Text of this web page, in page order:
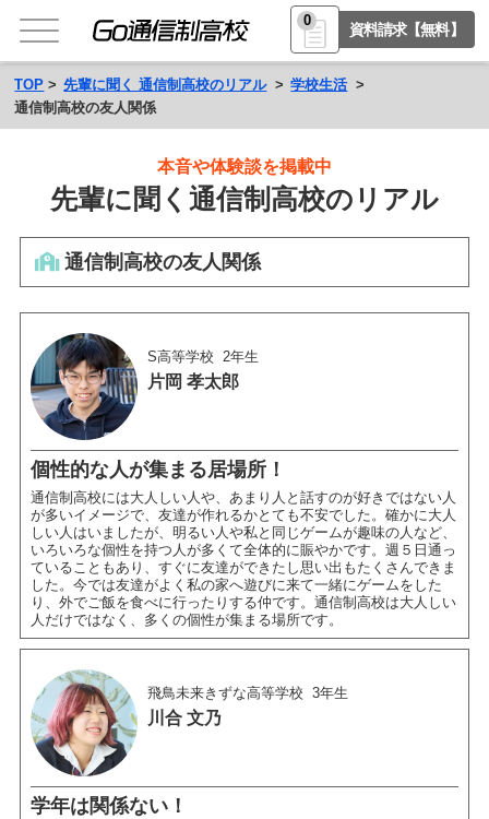
0
資料請求【無料】
TOP 先輩に聞く 通信制高校のリアル
学校生活
通信制高校の友人関係
本音や体験談を掲載中
先輩に聞く通信制高校のリアル
通信制高校の友人関係
S高等学校 2年生
片岡 孝太郎
個性的な人が集まる居場所！
通信制高校には大人しい人や、あまり人と話すのが好きではない人
が多いイメージで、友達が作れるかとても不安でした。確かに大人
しい人はいましたが、明るい人や私と同じゲームが趣味の人など、
いろいろな個性を持つ人が多くて全体的に賑やかです。週５日通っ
ていることもあり、すぐに友達ができたし思い出もたくさんできま
した。今では友達がよく私の家へ遊びに来て一緒にゲームをした
り、外でご飯を食べに行ったりする仲です。通信制高校は大人しい
人だけではなく、多くの個性が集まる場所です。
飛鳥未来きずな高等学校 3年生
川合 文乃
学年は関係ない！